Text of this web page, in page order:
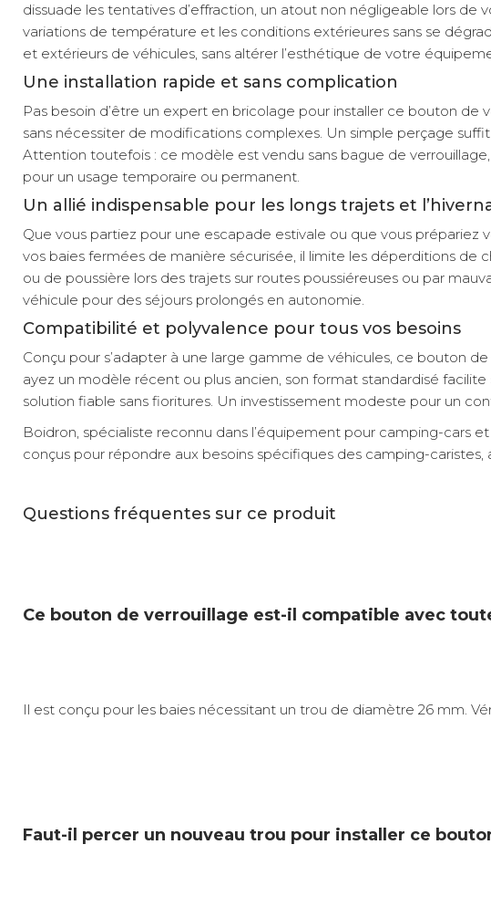
dissuade les tentatives d’effraction, un atout non négligeable lors de
variations de température et les conditions extérieures sans se
et extérieurs de véhicules, sans altérer l’esthétique de votre
Une installation rapide et sans complication
Pas besoin d’être un expert en bricolage pour installer ce bouton de
sans nécessiter de modifications complexes. Un simple perçage
Attention toutefois : ce modèle est vendu sans bague de
pour un usage temporaire ou permanent.
Un allié indispensable pour les longs trajets et
Que vous partiez pour une escapade estivale ou que vous
vos baies fermées de manière sécurisée, il limite les déperditions de
ou de poussière lors des trajets sur routes poussiéreuses ou par
véhicule pour des séjours prolongés en autonomie.
Compatibilité et polyvalence pour tous vos besoins
Conçu pour s’adapter à une large gamme de véhicules, ce bouton
ayez un modèle récent ou plus ancien, son format standardisé
solution fiable sans fioritures. Un investissement modeste pour un
Boidron, spécialiste reconnu dans l’équipement pour camping-cars
conçus pour répondre aux besoins spécifiques des camping-
Questions fréquentes sur ce produit
Ce bouton de verrouillage est-il compatible avec
Il est conçu pour les baies nécessitant un trou de diamètre 26 mm.
Faut-il percer un nouveau trou pour installer ce